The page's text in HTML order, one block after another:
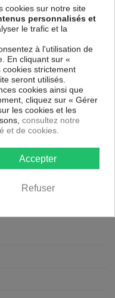
le tableau immédiatement
est résistant aux rayons
la chambre à coucher et la
modernes constituent un
touche à vos
cookies sur notre site
personnalisés et
le trafic et la
à l'utilisation de
En cliquant sur «
strictement
seront utilisés.
cookies ainsi que
cliquez sur « Gérer
les cookies et les
consultez notre
et de cookies.
Accepter
Refuser